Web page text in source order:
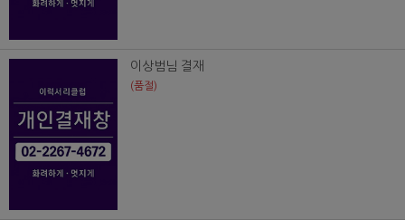
이상범님 결재
(품절)